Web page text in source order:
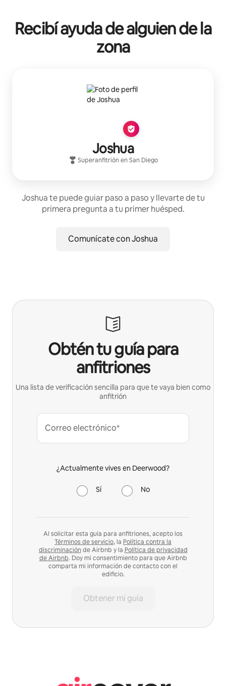
Recibí ayuda de alguien de la
zona
Joshua
Superanfitrión en San Diego
Joshua te puede guiar paso a paso y llevarte de tu
primera pregunta a tu primer huésped.
Comunícate con Joshua
Obtén tu guía para
anfitriones
Una lista de verificación sencilla para que te vaya bien como
anfitrión
Correo electrónico*
¿Actualmente vives en Deerwood?
Sí No
Al solicitar esta guía para anfitriones, acepto los
Términos de servicio, la Política contra la
discriminación de Airbnb y la Política de privacidad
de Airbnb. Doy mi consentimiento para que Airbnb
comparta mi información de contacto con el
edificio.
Obtener mi guía